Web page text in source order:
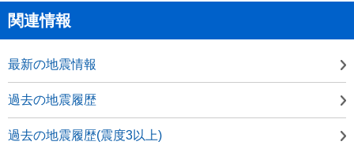
関連情報
最新の地震情報
過去の地震履歴
過去の地震履歴(震度3以上)